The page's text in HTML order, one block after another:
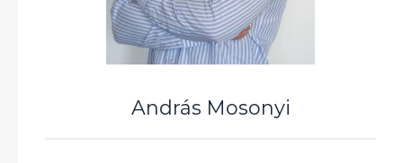
András Mosonyi